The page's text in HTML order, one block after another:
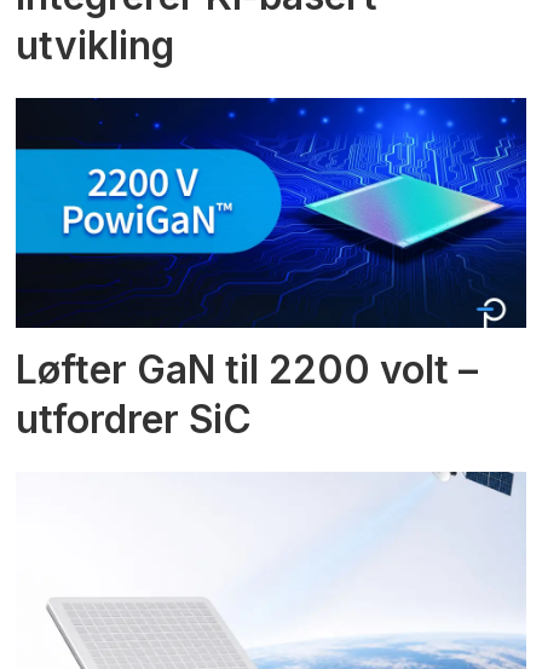
utvikling
Løfter GaN til 2200 volt –
utfordrer SiC